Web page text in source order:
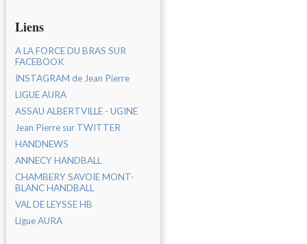
Liens
A LA FORCE DU BRAS SUR
FACEBOOK
INSTAGRAM de Jean Pierre
LIGUE AURA
ASSAU ALBERTVILLE - UGINE
Jean Pierre sur TWITTER
HANDNEWS
ANNECY HANDBALL
CHAMBERY SAVOIE MONT-
BLANC HANDBALL
VAL DE LEYSSE HB
Ligue AURA